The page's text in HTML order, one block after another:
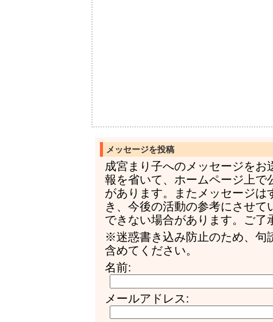
メッセージを投稿
成宮まり子へのメッセージをお
報を省いて、ホームページ上で
があります。またメッセージは
き、今後の活動の参考にさせて
できない場合があります。ご了
※迷惑書き込み防止のため、句
含めてください。
名前:
メールアドレス: